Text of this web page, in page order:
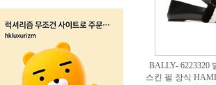
BALLY- 6223320
스킨 펄 장식